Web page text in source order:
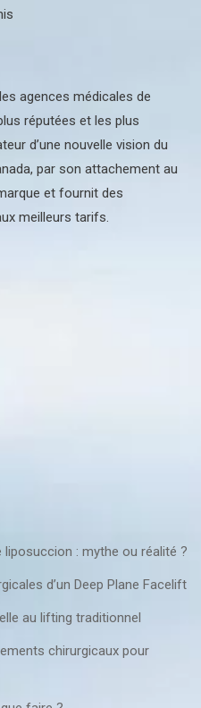
agences médicales de
réputées et les plus
d’une nouvelle vision du
par son attachement au
et fournit des
meilleurs tarifs.
: mythe ou réalité ?
d’un Deep Plane Facelift
au lifting traditionnel
chirurgicaux pour